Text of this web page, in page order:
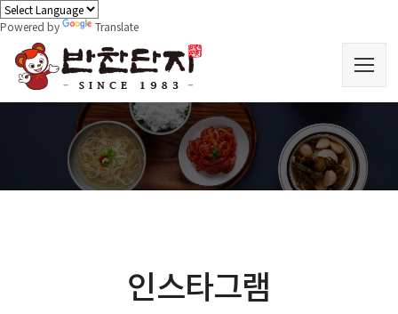
Powered by Translate
인스타그램